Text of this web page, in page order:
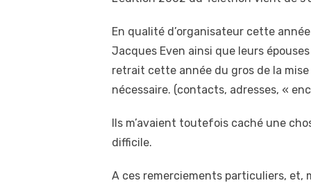
En qualité d’organisateur cette
Jacques Even ainsi que leurs
retrait cette année du gros de la
nécessaire. (contacts, adresses, «
Ils m’avaient toutefois caché une
difficile.
A ces remerciements particuliers, et,